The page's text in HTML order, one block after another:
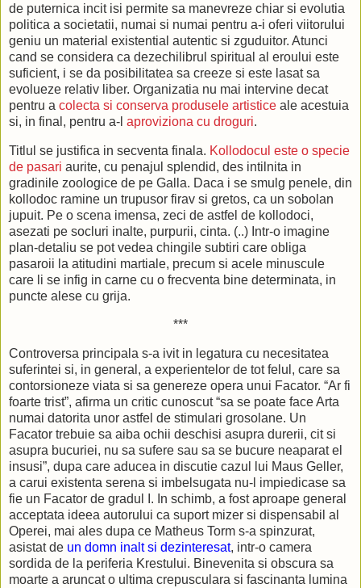
de puternica incit isi permite sa manevreze chiar si evolutia
politica a societatii, numai si numai pentru a-i oferi viitorului
geniu un material existential autentic si zguduitor. Atunci
cand se considera ca dezechilibrul spiritual al eroului este
suficient, i se da posibilitatea sa creeze si este lasat sa
evolueze relativ liber. Organizatia nu mai intervine decat
pentru a colecta si conserva produsele artistice ale acestuia
si, in final, pentru a-l aproviziona cu droguri.
Titlul se justifica in secventa finala. Kollodocul este o specie
de pasari aurite, cu penajul splendid, des intilnita in
gradinile zoologice de pe Galla. Daca i se smulg penele, din
kollodoc ramine un trupusor firav si gretos, ca un sobolan
jupuit. Pe o scena imensa, zeci de astfel de kollodoci,
asezati pe socluri inalte, purpurii, cinta. (..) Intr-o imagine
plan-detaliu se pot vedea chingile subtiri care obliga
pasaroii la atitudini martiale, precum si acele minuscule
care li se infig in carne cu o frecventa bine determinata, in
puncte alese cu grija.
***
Controversa principala s-a ivit in legatura cu necesitatea
suferintei si, in general, a experientelor de tot felul, care sa
contorsioneze viata si sa genereze opera unui Facator. “Ar fi
foarte trist”, afirma un critic cunoscut “sa se poate face Arta
numai datorita unor astfel de stimulari grosolane. Un
Facator trebuie sa aiba ochii deschisi asupra durerii, cit si
asupra bucuriei, nu sa sufere sau sa se bucure neaparat el
insusi”, dupa care aducea in discutie cazul lui Maus Geller,
a carui existenta serena si imbelsugata nu-l impiedicase sa
fie un Facator de gradul I. In schimb, a fost aproape general
acceptata ideea autorului ca suport mizer si dispensabil al
Operei, mai ales dupa ce Matheus Torm s-a spinzurat,
asistat de un domn inalt si dezinteresat, intr-o camera
sordida de la periferia Krestului. Binevenita si obscura sa
moarte a aruncat o ultima crepusculara si fascinanta lumina